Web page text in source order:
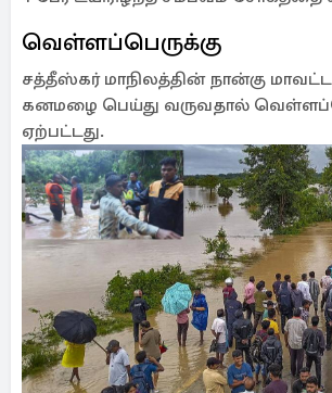
வெள்ளப்பெருக்கு
சத்தீஸ்கர் மாநிலத்தின் நான்கு
கனமழை பெய்து வருவதால்
ஏற்பட்டது.